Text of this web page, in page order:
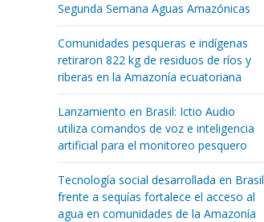
Segunda Semana Aguas Amazónicas
Comunidades pesqueras e indígenas
retiraron 822 kg de residuos de ríos y
riberas en la Amazonía ecuatoriana
Lanzamiento en Brasil: Ictio Audio
utiliza comandos de voz e inteligencia
artificial para el monitoreo pesquero
Tecnología social desarrollada en Brasil
frente a sequías fortalece el acceso al
agua en comunidades de la Amazonía